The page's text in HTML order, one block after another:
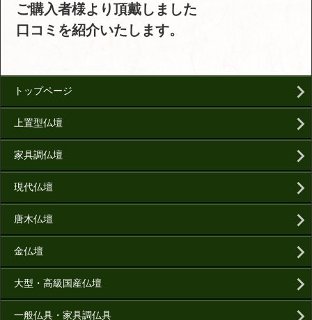
ご購入者様より頂戴しました
口コミを紹介いたします。
トップページ
上置型仏壇
家具調仏壇
現代仏壇
唐木仏壇
金仏壇
大型・高級国産仏壇
一般仏具・家具調仏具